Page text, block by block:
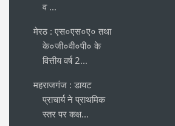
व ...
मेरठ : एस०एस०ए० तथा
के०जी०वी०पी० के
वित्तीय वर्ष 2...
महराजगंज : डायट
प्राचार्य ने प्राथमिक
स्तर पर कक्ष...